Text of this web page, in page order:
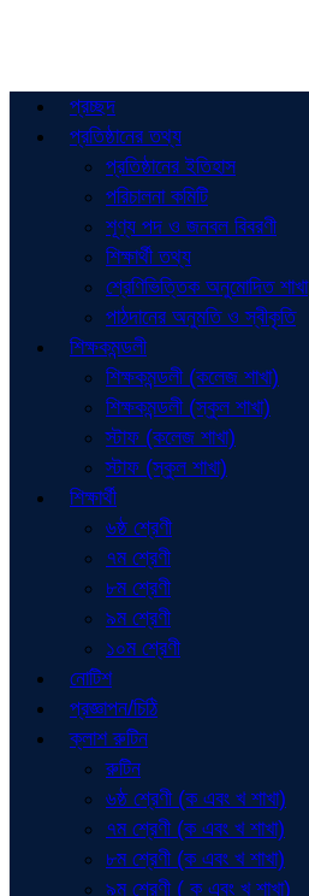
প্রচ্ছদ
প্রতিষ্ঠানের তথ্য
প্রতিষ্ঠানের ইতিহাস
পরিচালনা কমিটি
শূণ্য পদ ও জনবল বিবরণী
শিক্ষার্থী তথ্য
শ্রেণিভিত্তিক অনুমোদিত শাখা
পাঠদানের অনুমতি ও স্বীকৃতি
শিক্ষকমন্ডলী
শিক্ষকমন্ডলী (কলেজ শাখা)
শিক্ষকমন্ডলী (স্কুল শাখা)
স্টাফ (কলেজ শাখা)
স্টাফ (স্কুল শাখা)
শিক্ষার্থী
৬ষ্ঠ শ্রেণী
৭ম শ্রেণী
৮ম শ্রেণী
৯ম শ্রেণী
১০ম শ্রেণী
নোটিশ
প্রজ্ঞাপন/চিঠি
ক্লাশ রুটিন
রুটিন
৬ষ্ঠ শ্রেণী (ক এবং খ শাখা)
৭ম শ্রেণী (ক এবং খ শাখা)
৮ম শ্রেণী (ক এবং খ শাখা)
৯ম শ্রেণী ( ক এবং খ শাখা)